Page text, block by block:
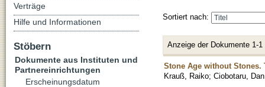
Sortiert nach:
Anzeige der Dokumente 1-1
Stone Age without Stones.
Krauß, Raiko; Ciobotaru, Dan
Verträge
Hilfe und Informationen
Stöbern
Dokumente aus Instituten und
Partnereinrichtungen
Erscheinungsdatum